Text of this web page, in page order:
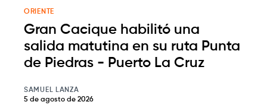
ORIENTE
Gran Cacique habilitó una
salida matutina en su ruta Punta
de Piedras - Puerto La Cruz
SAMUEL LANZA
5 de agosto de 2026